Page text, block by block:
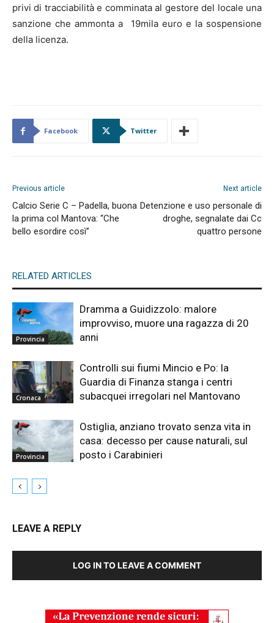
privi di tracciabilità e comminata al gestore del locale una
sanzione che ammonta a 19mila euro e la sospensione
della licenza.
Facebook Twitter
Previous article
Calcio Serie C – Padella, buona
la prima col Mantova: “Che
bello esordire così”
Next article
Detenzione e uso personale di
droghe, segnalate dai Cc
quattro persone
RELATED ARTICLES
Provincia
Dramma a Guidizzolo: malore
improvviso, muore una ragazza di 20
anni
Cronaca
Controlli sui fiumi Mincio e Po: la
Guardia di Finanza stanga i centri
subacquei irregolari nel Mantovano
Provincia
Ostiglia, anziano trovato senza vita in
casa: decesso per cause naturali, sul
posto i Carabinieri
LEAVE A REPLY
LOG IN TO LEAVE A COMMENT